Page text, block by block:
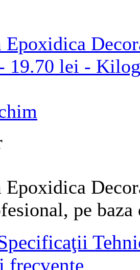
Epoxidica
19.70 lei -
Epoxidica
pe
frecvente